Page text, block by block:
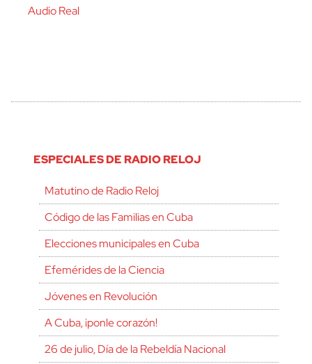
Audio Real
ESPECIALES DE RADIO RELOJ
Matutino de Radio Reloj
Código de las Familias en Cuba
Elecciones municipales en Cuba
Efemérides de la Ciencia
Jóvenes en Revolución
A Cuba, ¡ponle corazón!
26 de julio, Día de la Rebeldía Nacional